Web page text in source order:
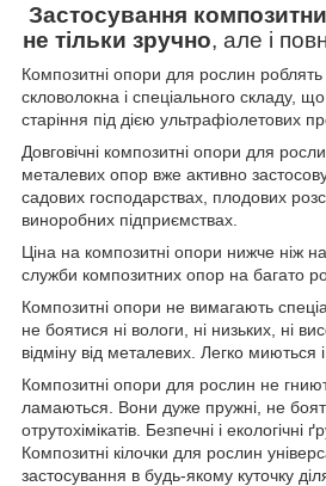
Застосування
не тільки зручно, але і
Композитні опори для рослин роблять
скловолокна і спеціального складу,
старіння під дією ультрафіолетових
Довговічні композитні опори для
металевих опор вже активно
садових господарствах, плодових
виноробних підприємствах.
Ціна на композитні опори нижче ніж
служби композитних опор на багато
Композитні опори не вимагають
не боятися ні вологи, ні низьких, ні
відміну від металевих. Легко миються
Композитні опори для рослин не
ламаються. Вони дуже пружні, не
отрутохімікатів. Безпечні і екологічні
Композитні кілочки для рослин
застосування в будь-якому куточку